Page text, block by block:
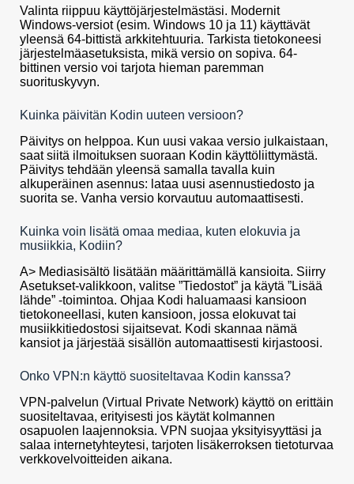
Valinta riippuu käyttöjärjestelmästäsi. Modernit
Windows-versiot (esim. Windows 10 ja 11) käyttävät
yleensä 64-bittistä arkkitehtuuria. Tarkista tietokoneesi
järjestelmäasetuksista, mikä versio on sopiva. 64-
bittinen versio voi tarjota hieman paremman
suorituskyvyn.
Kuinka päivitän Kodin uuteen versioon?
Päivitys on helppoa. Kun uusi vakaa versio julkaistaan,
saat siitä ilmoituksen suoraan Kodin käyttöliittymästä.
Päivitys tehdään yleensä samalla tavalla kuin
alkuperäinen asennus: lataa uusi asennustiedosto ja
suorita se. Vanha versio korvautuu automaattisesti.
Kuinka voin lisätä omaa mediaa, kuten elokuvia ja
musiikkia, Kodiin?
A> Mediasisältö lisätään määrittämällä kansioita. Siirry
Asetukset-valikkoon, valitse ”Tiedostot” ja käytä ”Lisää
lähde” -toimintoa. Ohjaa Kodi haluamaasi kansioon
tietokoneellasi, kuten kansioon, jossa elokuvat tai
musiikkitiedostosi sijaitsevat. Kodi skannaa nämä
kansiot ja järjestää sisällön automaattisesti kirjastoosi.
Onko VPN:n käyttö suositeltavaa Kodin kanssa?
VPN-palvelun (Virtual Private Network) käyttö on erittäin
suositeltavaa, erityisesti jos käytät kolmannen
osapuolen laajennoksia. VPN suojaa yksityisyyttäsi ja
salaa internetyhteytesi, tarjoten lisäkerroksen tietoturvaa
verkkovelvoitteiden aikana.